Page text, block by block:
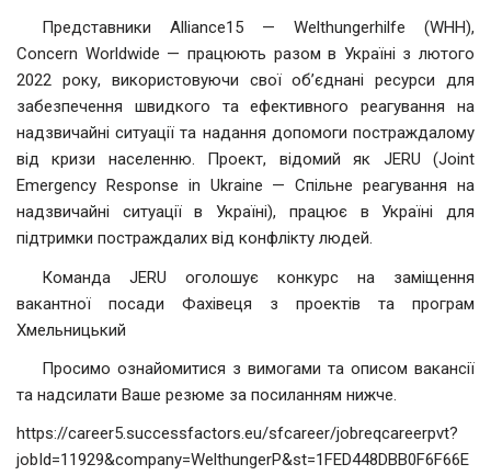
Представники Alliance15 — Welthungerhilfe (WHH),
Concern Worldwide — працюють разом в Україні з лютого
2022 року, використовуючи свої об’єднані ресурси для
забезпечення швидкого та ефективного реагування на
надзвичайні ситуації та надання допомоги постраждалому
від кризи населенню. Проект, відомий як JERU (Joint
Emergency Response in Ukraine — Спільне реагування на
надзвичайні ситуації в Україні), працює в Україні для
підтримки постраждалих від конфлікту людей.
Команда JERU оголошує конкурс на заміщення
вакантної посади Фахівеця з проектів та програм
Хмельницький
Просимо ознайомитися з вимогами та описом вакансії
та надсилати Ваше резюме за посиланням нижче.
https://career5.successfactors.eu/sfcareer/jobreqcareerpvt?
jobId=11929&company=WelthungerP&st=1FED448DBB0F6F66E